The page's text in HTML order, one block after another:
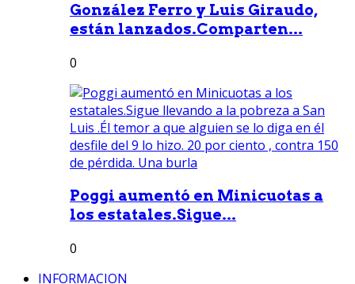
González Ferro y Luis Giraudo,
están lanzados.Comparten...
0
Poggi aumentó en Minicuotas a
los estatales.Sigue...
0
INFORMACION